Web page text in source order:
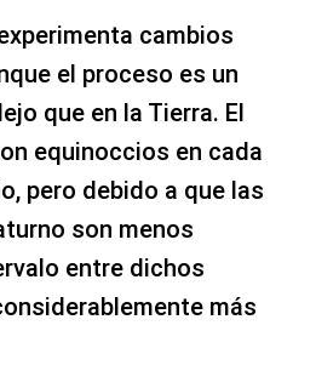
cambios
el proceso es un
que en la Tierra. El
equinoccios en cada
pero debido a que las
son menos
entre dichos
más